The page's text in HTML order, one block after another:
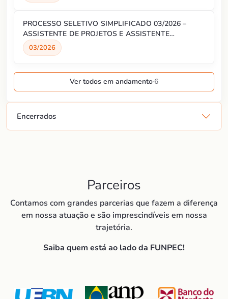
PROCESSO SELETIVO SIMPLIFICADO 03/2026 –
ASSISTENTE DE PROJETOS E ASSISTENTE
ADMINISTRATIVO
03/2026
Ver todos em andamento·6
Encerrados
Parceiros
Contamos com grandes parcerias que fazem a diferença
em nossa atuação e são imprescindíveis em nossa
trajetória.
Saiba quem está ao lado da FUNPEC!